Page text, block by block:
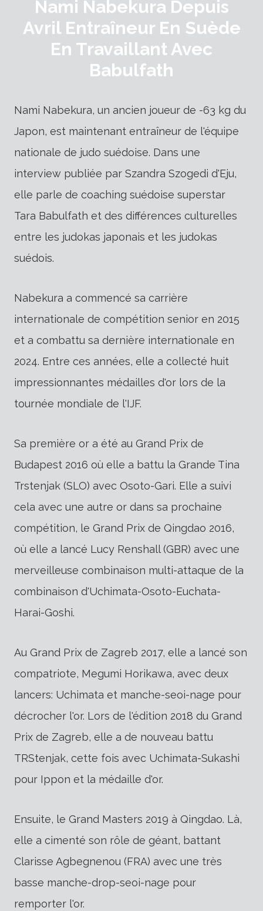
Nami Nabekura Depuis
Avril Entraîneur En Suède
En Travaillant Avec
Babulfath
Nami Nabekura, un ancien joueur de -63 kg du
Japon, est maintenant entraîneur de l'équipe
nationale de judo suédoise. Dans une
interview publiée par Szandra Szogedi d'Eju,
elle parle de coaching suédoise superstar
Tara Babulfath et des différences culturelles
entre les judokas japonais et les judokas
suédois.
Nabekura a commencé sa carrière
internationale de compétition senior en 2015
et a combattu sa dernière internationale en
2024. Entre ces années, elle a collecté huit
impressionnantes médailles d'or lors de la
tournée mondiale de l'IJF.
Sa première or a été au Grand Prix de
Budapest 2016 où elle a battu la Grande Tina
Trstenjak (SLO) avec Osoto-Gari. Elle a suivi
cela avec une autre or dans sa prochaine
compétition, le Grand Prix de Qingdao 2016,
où elle a lancé Lucy Renshall (GBR) avec une
merveilleuse combinaison multi-attaque de la
combinaison d'Uchimata-Osoto-Euchata-
Harai-Goshi.
Au Grand Prix de Zagreb 2017, elle a lancé son
compatriote, Megumi Horikawa, avec deux
lancers: Uchimata et manche-seoi-nage pour
décrocher l'or. Lors de l'édition 2018 du Grand
Prix de Zagreb, elle a de nouveau battu
TRStenjak, cette fois avec Uchimata-Sukashi
pour Ippon et la médaille d'or.
Ensuite, le Grand Masters 2019 à Qingdao. Là,
elle a cimenté son rôle de géant, battant
Clarisse Agbegnenou (FRA) avec une très
basse manche-drop-seoi-nage pour
remporter l'or.